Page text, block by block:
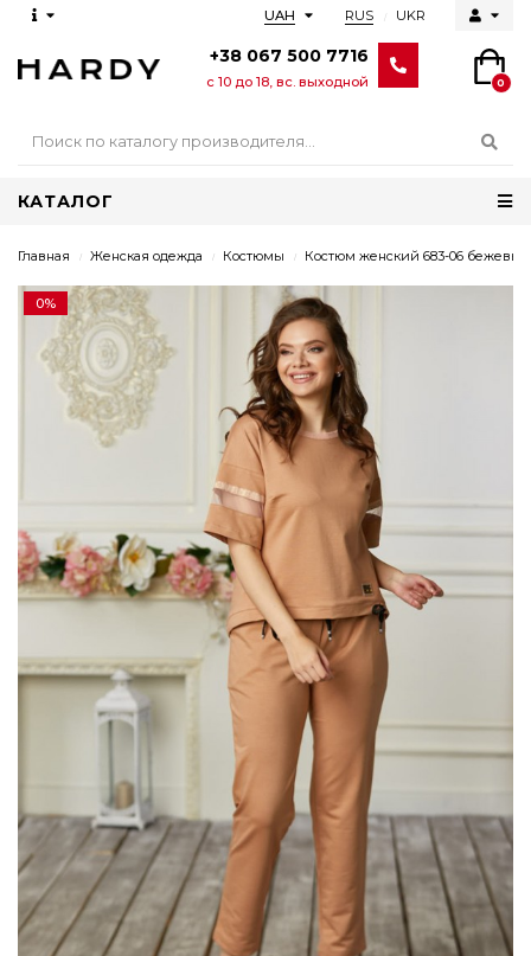
RUS UKR
UAH
+38 067 500 7716
с 10 до 18, вс. выходной 0
КАТАЛОГ
Главная Женская одежда Костюмы Костюм женский 683-06 бежевый
0%